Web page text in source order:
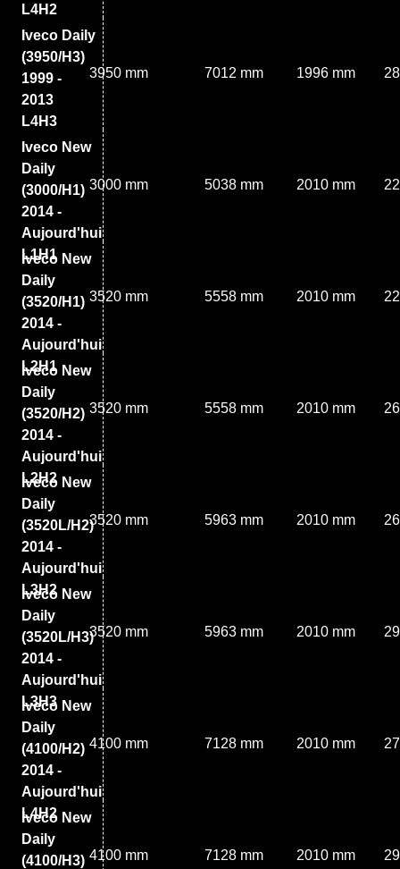
L4H2
Iveco Daily
(3950/H3)
1999 -
2013
L4H3
3950 mm 7012 mm 1996 mm
Iveco New
Daily
(3000/H1)
2014 -
Aujourd'hui
L1H1
3000 mm 5038 mm 2010 mm
Iveco New
Daily
(3520/H1)
2014 -
Aujourd'hui
L2H1
3520 mm 5558 mm 2010 mm
Iveco New
Daily
(3520/H2)
2014 -
Aujourd'hui
L2H2
3520 mm 5558 mm 2010 mm
Iveco New
Daily
(3520L/H2)
2014 -
Aujourd'hui
L3H2
3520 mm 5963 mm 2010 mm
Iveco New
Daily
(3520L/H3)
2014 -
Aujourd'hui
L3H3
3520 mm 5963 mm 2010 mm
Iveco New
Daily
(4100/H2)
2014 -
Aujourd'hui
L4H2
4100 mm 7128 mm 2010 mm
Iveco New
Daily
(4100/H3) 4100 mm 7128 mm 2010 mm